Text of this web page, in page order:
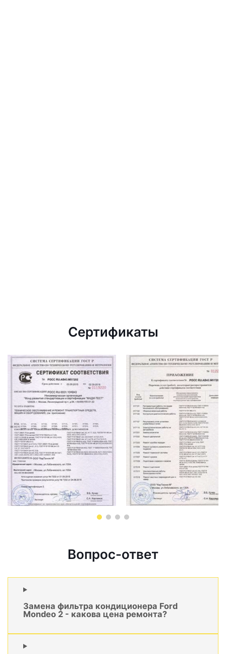
Сертификаты
Вопрос-ответ
Замена фильтра кондиционера Ford
Mondeo 2 - какова цена ремонта?